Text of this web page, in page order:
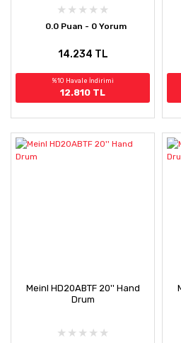
0.0 Puan - 0 Yorum
14.234 TL
%10 Havale İndirimi
12.810 TL
Meinl HD20ABTF 20'' Hand
Drum